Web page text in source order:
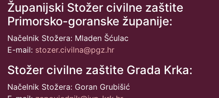
Županijski Stožer civilne zaštite
Primorsko-goranske županije:
Načelnik Stožera: Mladen Šćulac
E-mail: stozer.civilna@pgz.hr
Stožer civilne zaštite Grada Krka:
Načelnik Stožera: Goran Grubišić